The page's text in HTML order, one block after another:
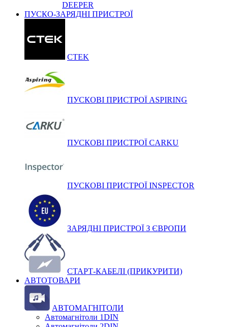
DEEPER
ПУСКО-ЗАРЯДНІ ПРИСТРОЇ
CTEK
ПУСКОВІ ПРИСТРОЇ ASPIRING
ПУСКОВІ ПРИСТРОЇ CARKU
ПУСКОВІ ПРИСТРОЇ INSPECTOR
ЗАРЯДНІ ПРИСТРОЇ З ЄВРОПИ
СТАРТ-КАБЕЛІ (ПРИКУРИТИ)
АВТОТОВАРИ
АВТОМАГНІТОЛИ
Автомагнітоли 1DIN